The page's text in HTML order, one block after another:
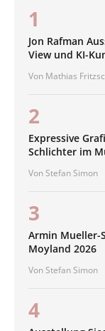
1
Jon Rafman
View und KI-
Von Mathias
2
Expressive
Schlichter im
Von Stefan Simon
3
Armin Mueller-
Moyland 2026
Von Stefan Simon
4